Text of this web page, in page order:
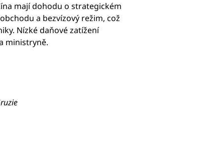
mají dohodu o strategickém
a bezvízový režim, což
Nízké daňové zatížení
ministryně.